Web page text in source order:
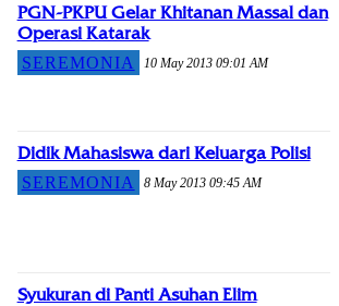
PGN-PKPU Gelar Khitanan Massal dan
Operasi Katarak
SEREMONIA 10 May 2013 09:01 AM
Didik Mahasiswa dari Keluarga Polisi
SEREMONIA 8 May 2013 09:45 AM
Syukuran di Panti Asuhan Elim